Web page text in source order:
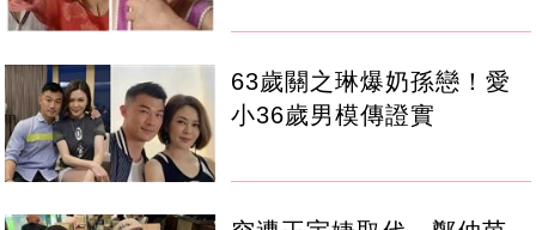
63歲關之琳爆奶孫戀！愛
小36歲男模傳證實